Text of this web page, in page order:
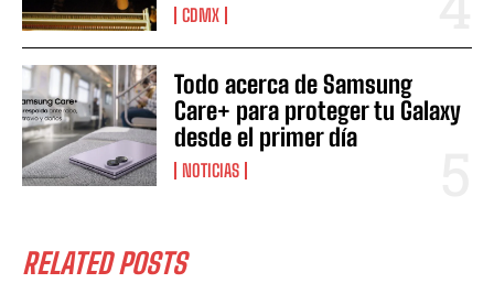
CDMX
Todo acerca de Samsung
Care+ para proteger tu Galaxy
desde el primer día
NOTICIAS
RELATED POSTS